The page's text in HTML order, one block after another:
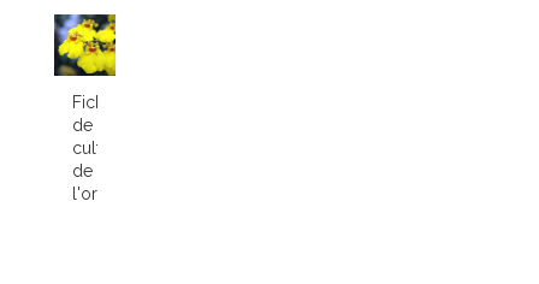
Fiche
de
culture
de
l'orchidée...